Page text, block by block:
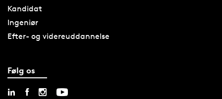
Kandidat
Ingeniør
Efter- og videreuddannelse
Følg os